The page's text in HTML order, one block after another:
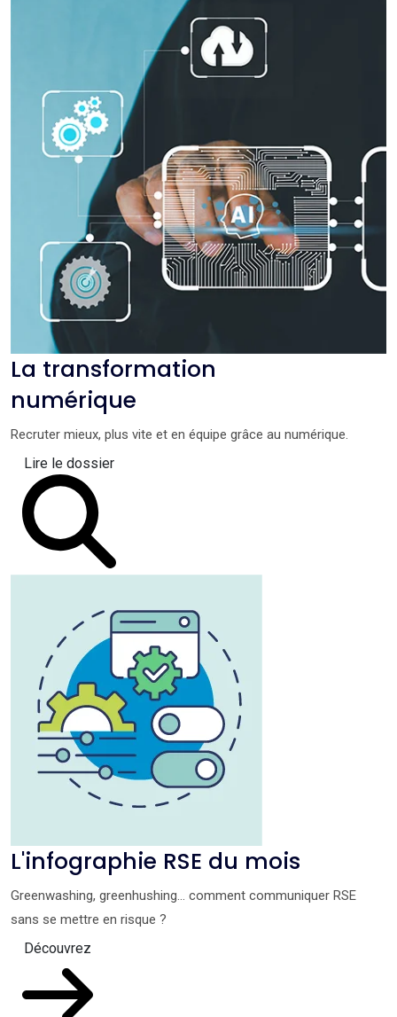
La transformation
numérique
Recruter mieux, plus vite et en équipe grâce au numérique.
Lire le dossier
L'infographie RSE du mois
Greenwashing, greenhushing… comment communiquer RSE
sans se mettre en risque ?
Découvrez